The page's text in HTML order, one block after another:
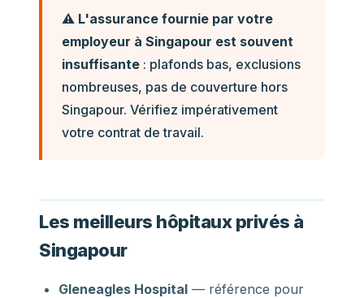
⚠️ L'assurance fournie par votre
employeur à Singapour est souvent
insuffisante : plafonds bas, exclusions
nombreuses, pas de couverture hors
Singapour. Vérifiez impérativement
votre contrat de travail.
Les meilleurs hôpitaux privés à
Singapour
Gleneagles Hospital — référence pour